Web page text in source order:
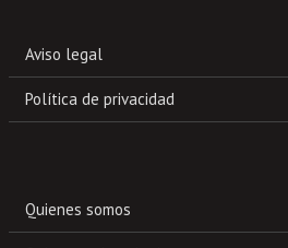
Aviso legal
Política de privacidad
Quienes somos